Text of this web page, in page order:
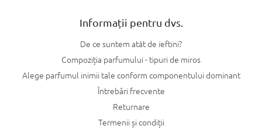
Informații pentru dvs.
De ce suntem atât de ieftini?
Compoziția parfumului - tipuri de miros
Alege parfumul inimii tale conform componentului dominant
Întrebări frecvente
Returnare
Termenii și condiții